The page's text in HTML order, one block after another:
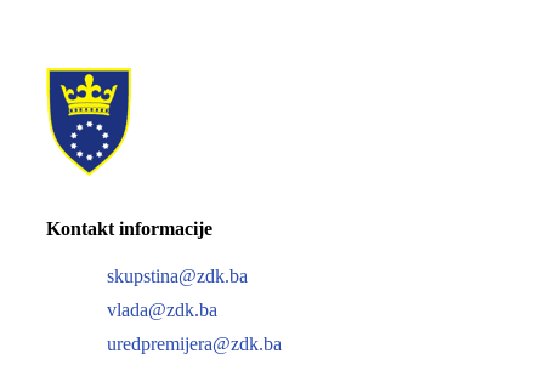
Kontakt informacije
skupstina@zdk.ba
vlada@zdk.ba
uredpremijera@zdk.ba